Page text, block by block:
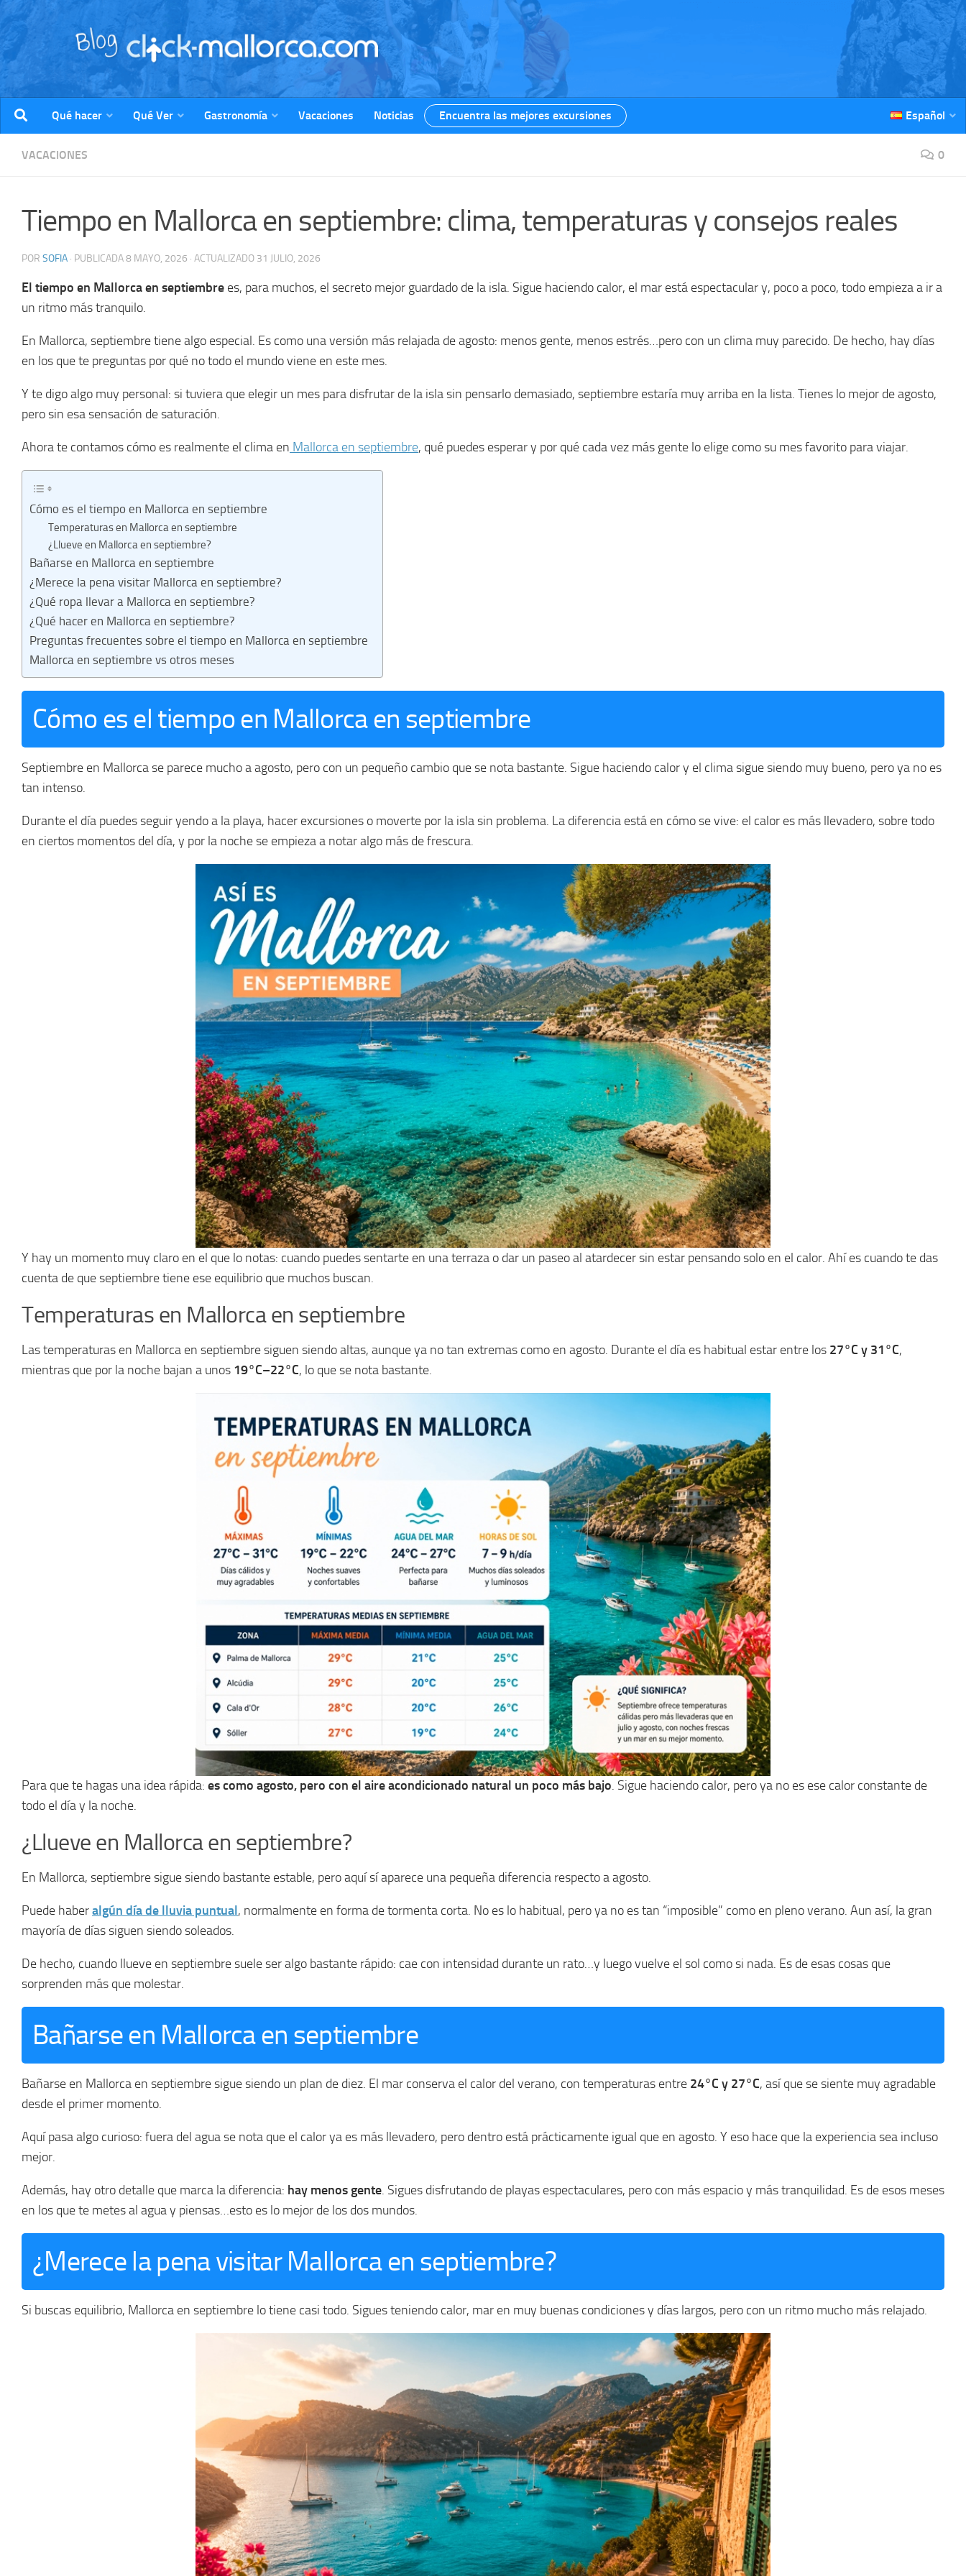
Saltar al contenido
Qué hacer Qué Ver Gastronomía Vacaciones Noticias Encuentra las mejores excursiones Español
VACACIONES 0
Tiempo en Mallorca en septiembre: clima, temperaturas y consejos reales
POR SOFIA · PUBLICADA8 MAYO, 2026 · ACTUALIZADO 31 JULIO, 2026
El tiempo en Mallorca en septiembre es, para muchos, el secreto mejor guardado de la isla. Sigue haciendo calor, el mar está espectacular y, poco a poco, todo empieza a ir a
un ritmo más tranquilo.
En Mallorca, septiembre tiene algo especial. Es como una versión más relajada de agosto: menos gente, menos estrés…pero con un clima muy parecido. De hecho, hay días
en los que te preguntas por qué no todo el mundo viene en este mes.
Y te digo algo muy personal: si tuviera que elegir un mes para disfrutar de la isla sin pensarlo demasiado, septiembre estaría muy arriba en la lista. Tienes lo mejor de agosto,
pero sin esa sensación de saturación.
Ahora te contamos cómo es realmente el clima en Mallorca en septiembre, qué puedes esperar y por qué cada vez más gente lo elige como su mes favorito para viajar.
Cómo es el tiempo en Mallorca en septiembre
Temperaturas en Mallorca en septiembre
¿Llueve en Mallorca en septiembre?
Bañarse en Mallorca en septiembre
¿Merece la pena visitar Mallorca en septiembre?
¿Qué ropa llevar a Mallorca en septiembre?
¿Qué hacer en Mallorca en septiembre?
Preguntas frecuentes sobre el tiempo en Mallorca en septiembre
Mallorca en septiembre vs otros meses
Cómo es el tiempo en Mallorca en septiembre
Septiembre en Mallorca se parece mucho a agosto, pero con un pequeño cambio que se nota bastante. Sigue haciendo calor y el clima sigue siendo muy bueno, pero ya no es
tan intenso.
Durante el día puedes seguir yendo a la playa, hacer excursiones o moverte por la isla sin problema. La diferencia está en cómo se vive: el calor es más llevadero, sobre todo
en ciertos momentos del día, y por la noche se empieza a notar algo más de frescura.
Y hay un momento muy claro en el que lo notas: cuando puedes sentarte en una terraza o dar un paseo al atardecer sin estar pensando solo en el calor. Ahí es cuando te das
cuenta de que septiembre tiene ese equilibrio que muchos buscan.
Temperaturas en Mallorca en septiembre
Las temperaturas en Mallorca en septiembre siguen siendo altas, aunque ya no tan extremas como en agosto. Durante el día es habitual estar entre los 27°C y 31°C,
mientras que por la noche bajan a unos 19°C–22°C, lo que se nota bastante.
Para que te hagas una idea rápida: es como agosto, pero con el aire acondicionado natural un poco más bajo. Sigue haciendo calor, pero ya no es ese calor constante de
todo el día y la noche.
¿Llueve en Mallorca en septiembre?
En Mallorca, septiembre sigue siendo bastante estable, pero aquí sí aparece una pequeña diferencia respecto a agosto.
Puede haberalgún día de lluvia puntual, normalmente en forma de tormenta corta. No es lo habitual, pero ya no es tan “imposible” como en pleno verano. Aun así, la gran
mayoría de días siguen siendo soleados.
De hecho, cuando llueve en septiembre suele ser algo bastante rápido: cae con intensidad durante un rato…y luego vuelve el sol como si nada. Es de esas cosas que
sorprenden más que molestar.
Bañarse en Mallorca en septiembre
Bañarse en Mallorca en septiembre sigue siendo un plan de diez. El mar conserva el calor del verano, con temperaturas entre 24°C y 27°C, así que se siente muy agradable
desde el primer momento.
Aquí pasa algo curioso: fuera del agua se nota que el calor ya es más llevadero, pero dentro está prácticamente igual que en agosto. Y eso hace que la experiencia sea incluso
mejor.
Además, hay otro detalle que marca la diferencia: hay menos gente. Sigues disfrutando de playas espectaculares, pero con más espacio y más tranquilidad. Es de esos meses
en los que te metes al agua y piensas…esto es lo mejor de los dos mundos.
¿Merece la pena visitar Mallorca en septiembre?
Si buscas equilibrio, Mallorca en septiembre lo tiene casi todo. Sigues teniendo calor, mar en muy buenas condiciones y días largos, pero con un ritmo mucho más relajado.